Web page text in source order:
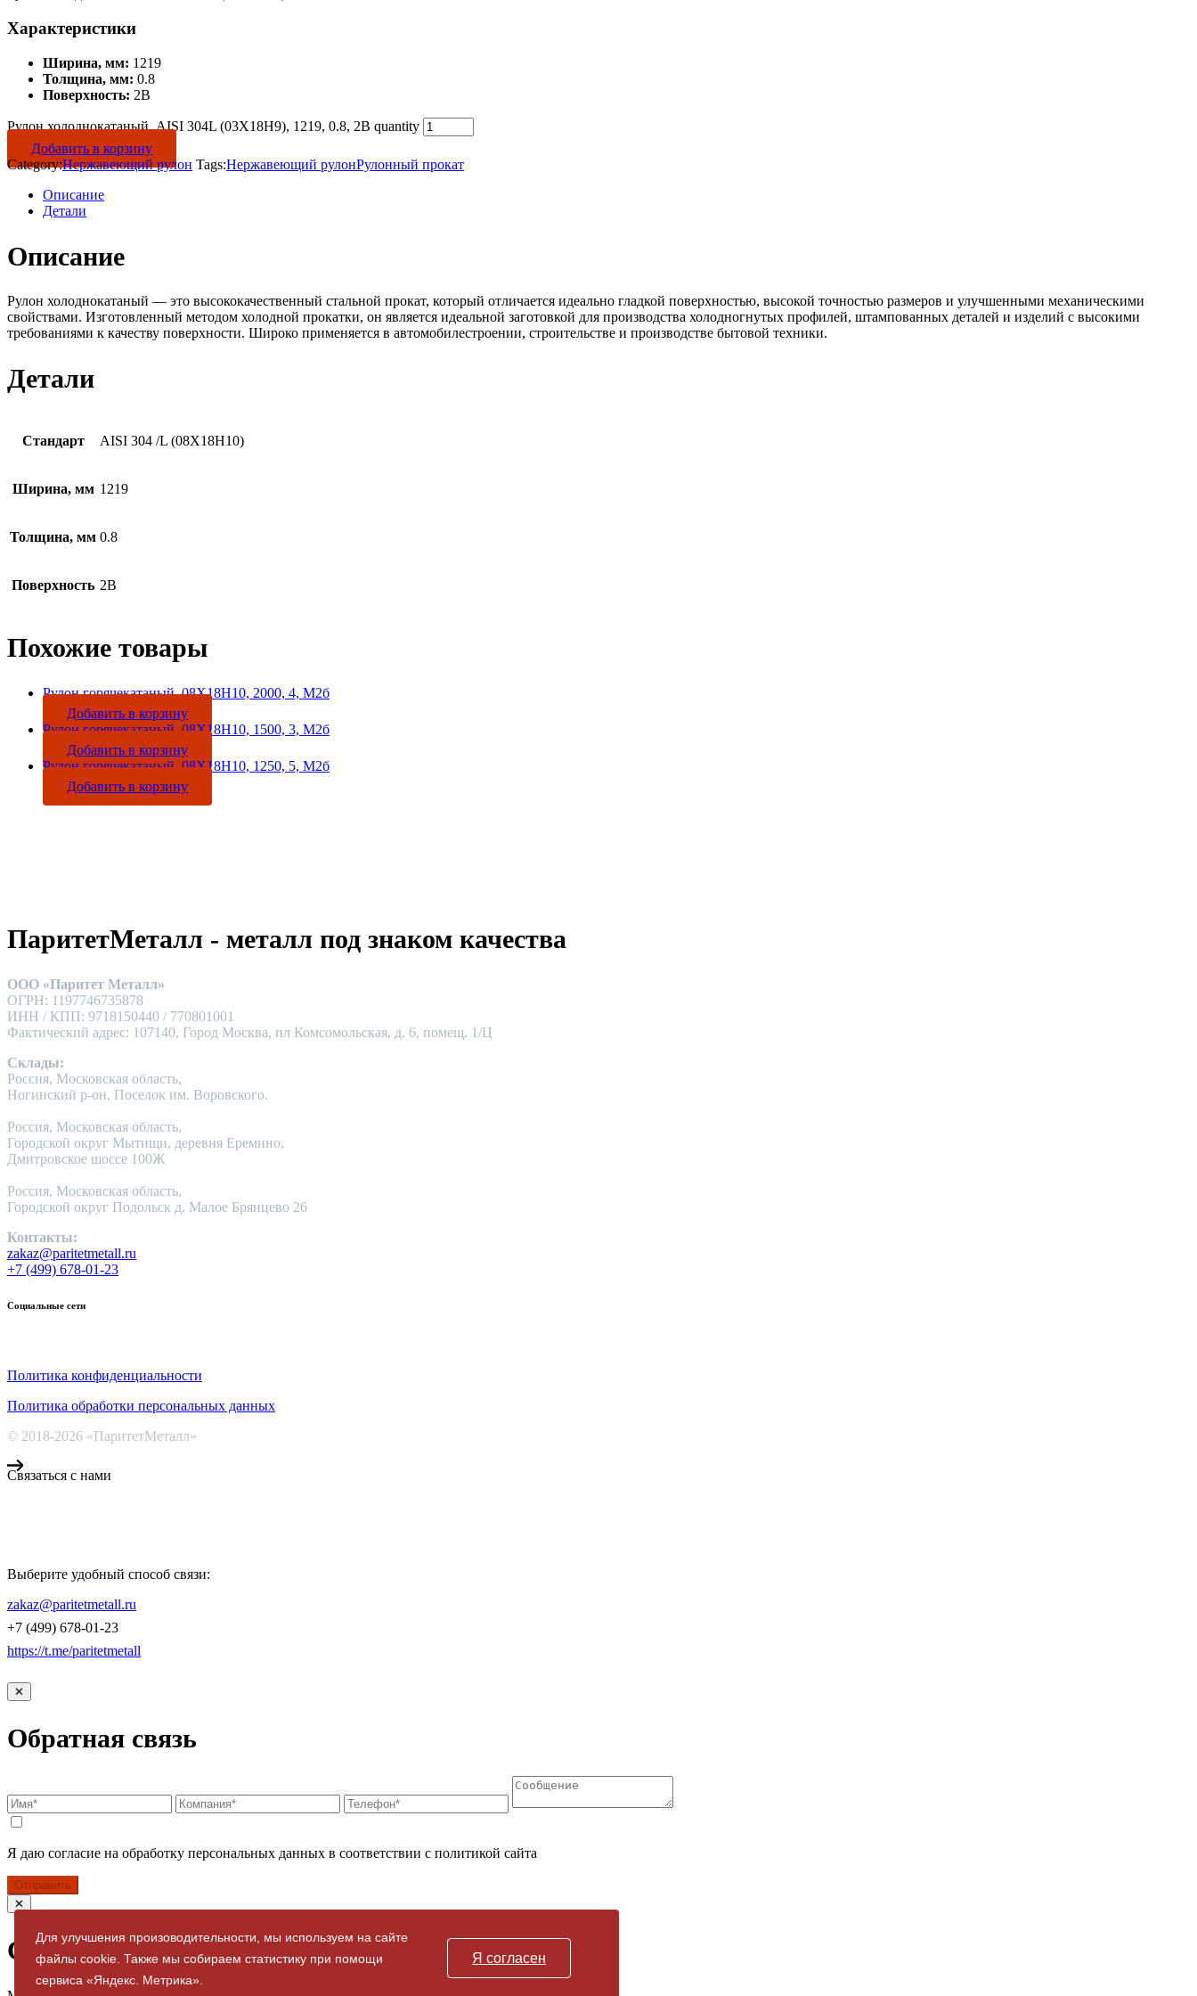
Характеристики
Ширина, мм: 1219
Толщина, мм: 0.8
Поверхность: 2B
Рулон холоднокатаный, AISI 304L (03Х18Н9), 1219, 0.8, 2B quantity
Добавить в корзину
Category:Нержавеющий рулон Tags:Нержавеющий рулонРулонный прокат
Описание
Детали
Описание
Рулон холоднокатаный — это высококачественный стальной прокат, который отличается идеально гладкой поверхностью, высокой точностью размеров и улучшенными механическими
свойствами. Изготовленный методом холодной прокатки, он является идеальной заготовкой для производства холодногнутых профилей, штампованных деталей и изделий с высокими
требованиями к качеству поверхности. Широко применяется в автомобилестроении, строительстве и производстве бытовой техники.
Детали
Стандарт AISI 304 /L (08Х18Н10)
Ширина, мм 1219
Толщина, мм 0.8
Поверхность 2B
Похожие товары
Рулон горячекатаный, 08Х18Н10, 2000, 4, М2б
Добавить в корзину
Рулон горячекатаный, 08Х18Н10, 1500, 3, М2б
Добавить в корзину
Рулон горячекатаный, 08Х18Н10, 1250, 5, М2б
Добавить в корзину
ПаритетМеталл - металл под знаком качества
ООО «Паритет Металл»
ОГРН: 1197746735878
ИНН / КПП: 9718150440 / 770801001
Фактический адрес: 107140, Город Москва, пл Комсомольская, д. 6, помещ. 1/Ц
Склады:
Россия, Московская область,
Ногинский р-он, Поселок им. Воровского.
Россия, Московская область,
Городской округ Мытищи, деревня Еремино,
Дмитровское шоссе 100Ж
Россия, Московская область,
Городской округ Подольск д. Малое Брянцево 26
Контакты:
zakaz@paritetmetall.ru
+7 (499) 678-01-23
Социальные сети
Политика конфиденциальности
Политика обработки персональных данных
© 2018-2026 «ПаритетМеталл»
Связаться с нами
Выберите удобный способ связи:
zakaz@paritetmetall.ru
+7 (499) 678-01-23
https://t.me/paritetmetall
Для улучшения произоводительности, мы используем на сайте
файлы cookie. Также мы собираем статистику при помощи
сервиса «Яндекс. Метрика».
Я согласен
✕
Обратная связь
Я даю согласие на обработку персональных данных в соответствии с политикой сайта
Отправить
✕
Спасибо за заявку